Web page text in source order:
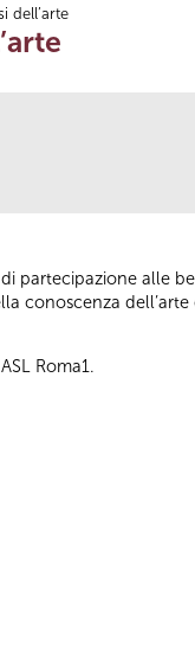
dell’arte
partecipazione alle
conoscenza dell’arte
Roma1.